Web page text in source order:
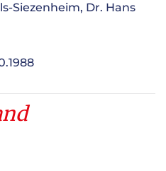
Siezenheim, Dr. Hans